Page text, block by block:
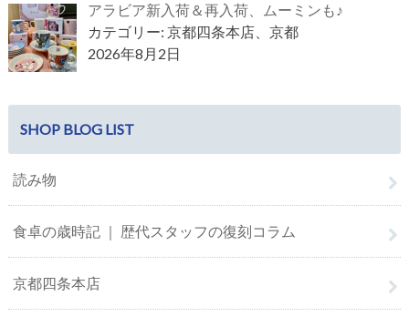
アラビア新入荷＆再入荷、ムーミンも♪
カテゴリー: 京都四条本店、京都
2026年8月2日
SHOP BLOG LIST
読み物
食卓の歳時記 ｜ 歴代スタッフの復刻コラム
京都四条本店